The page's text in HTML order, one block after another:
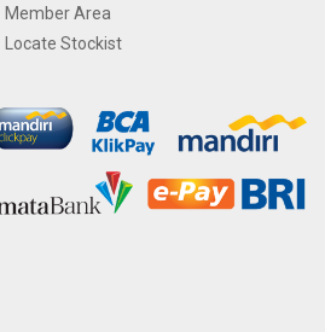
Member Area
Locate Stockist